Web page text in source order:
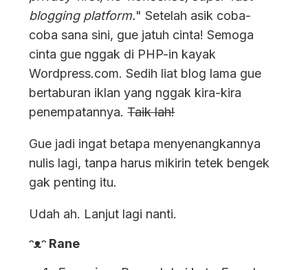
blogging platform." Setelah asik coba-
coba sana sini, gue jatuh cinta! Semoga
cinta gue nggak di PHP-in kayak
Wordpress.com. Sedih liat blog lama gue
bertaburan iklan yang nggak kira-kira
penempatannya.Taik lah!
Gue jadi ingat betapa menyenangkannya
nulis lagi, tanpa harus mikirin tetek bengek
gak penting itu.
Udah ah. Lanjut lagi nanti.
ᵔᴥᵔ Rane